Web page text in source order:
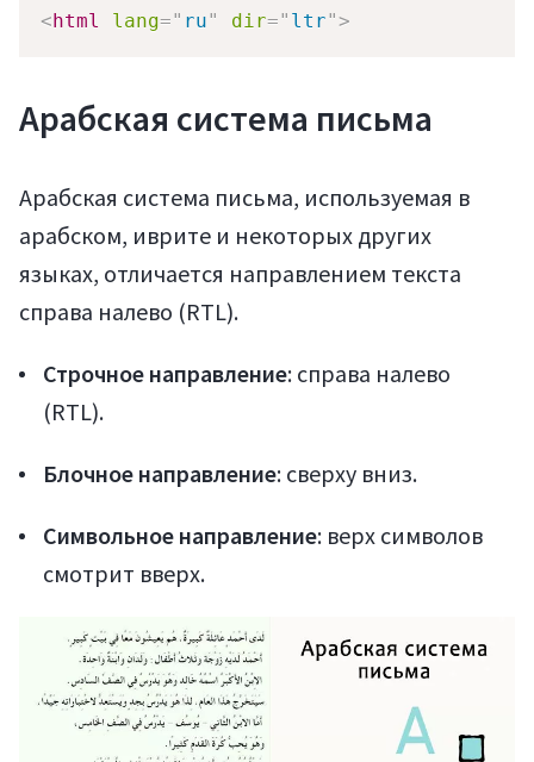
<html lang=" ru" dir=" ltr">
Арабская система письма
Арабская система письма, используемая в
арабском, иврите и некоторых других
языках, отличается направлением текста
справа налево (RTL).
Строчное направление: справа налево
(RTL).
Блочное направление: сверху вниз.
Символьное направление: верх символов
смотрит вверх.